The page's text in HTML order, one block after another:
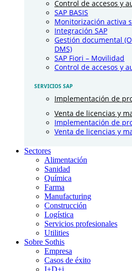
Control de accesos y
SAP BASIS
Monitorización activa
Integración SAP
Gestión documental
DMS)
SAP Fiori – Movilidad
Control de accesos y
SERVICIOS SAP
Implementación de
Venta de licencias y
Implementación de
Venta de licencias y
Sectores
Alimentación
Sanidad
Química
Farma
Manufacturing
Construcción
Logística
Servicios profesionales
Utilities
Sobre Sothis
Empresa
Casos de éxito
I+D+i